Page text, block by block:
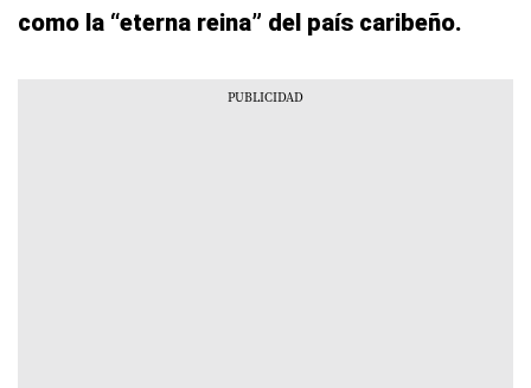
como la “eterna reina” del país caribeño.